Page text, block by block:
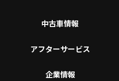
中古車情報
アフターサービス
企業情報